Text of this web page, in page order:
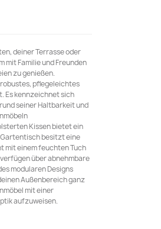
deiner Terrasse oder
mit Familie und Freunden
zu genießen.
pflegeleichtes
Es kennzeichnet sich
seiner Haltbarkeit und
Kissen bietet ein
besitzt eine
mit einem feuchten Tuch
über abnehmbare
modularen Designs
Außenbereich ganz
mit einer
aufzuweisen.